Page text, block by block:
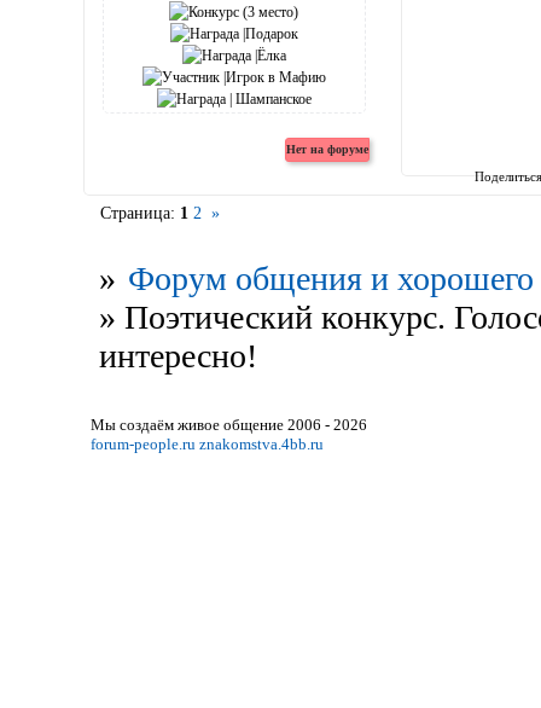
Страница: 1 2 »
» Форум общения и хорошего
» Поэтический конкурс.
интересно!
Мы создаём живое общение 2006 - 2026
forum-people.ru znakomstva.4bb.ru